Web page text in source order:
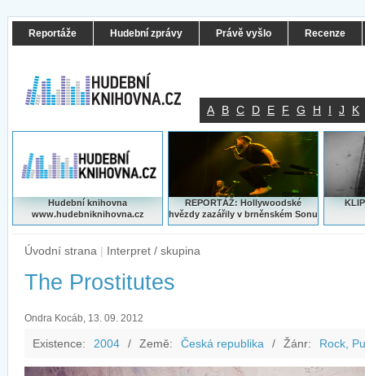
Reportáže Hudební zprávy Právě vyšlo Recenze
A B C D E F G H I J K
Hudební knihovna
www.hudebniknihovna.cz
REPORTÁŽ: Hollywoodské
hvězdy zazářily v brněnském Sonu
Úvodní strana | Interpret / skupina
The Prostitutes
Ondra Kocáb, 13. 09. 2012
Existence: 2004 / Země: Česká republika / Žánr: Rock,